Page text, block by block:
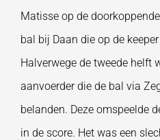
Matisse op de
bal bij Daan die op de
Halverwege de tweede helft
aanvoerder die de bal via
belanden. Deze omspeelde
in de score. Het was een